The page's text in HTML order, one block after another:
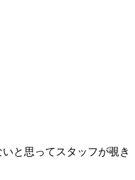
と思ってスタッフが覗き